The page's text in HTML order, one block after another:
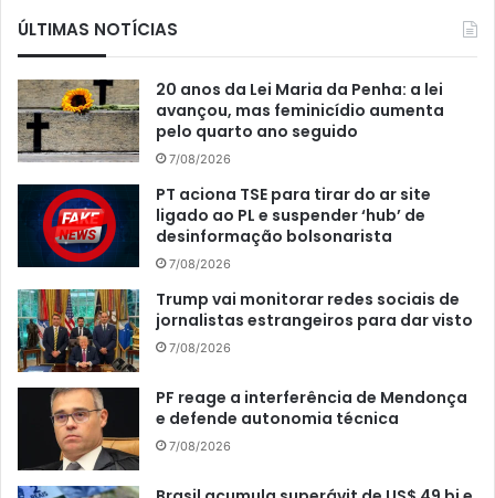
ÚLTIMAS NOTÍCIAS
20 anos da Lei Maria da Penha: a lei
avançou, mas feminicídio aumenta
pelo quarto ano seguido
7/08/2026
PT aciona TSE para tirar do ar site
ligado ao PL e suspender ‘hub’ de
desinformação bolsonarista
7/08/2026
Trump vai monitorar redes sociais de
jornalistas estrangeiros para dar visto
7/08/2026
PF reage a interferência de Mendonça
e defende autonomia técnica
7/08/2026